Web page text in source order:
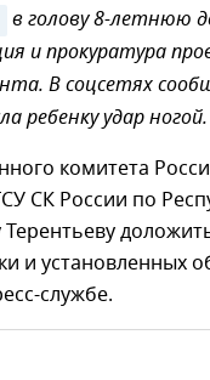
в голову 8-летнюю
и прокуратура
В соцсетях
ребенку удар ногой.
комитета
СК России по
и установленных
службе.